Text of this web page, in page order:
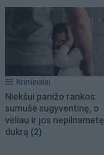
Kriminalai
Niekšui panižo rankos:
sumušė sugyventinę, o
vėliau ir jos nepilnametę
dukrą (2)